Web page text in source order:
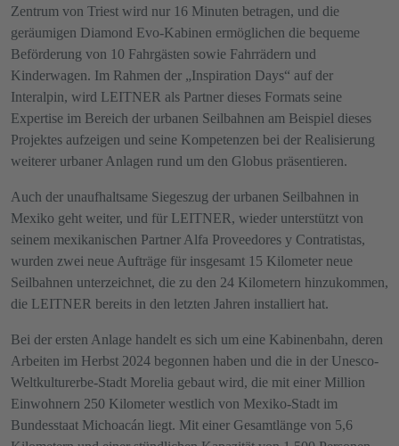
Zentrum von Triest wird nur 16 Minuten betragen, und die
geräumigen Diamond Evo-Kabinen ermöglichen die bequeme
Beförderung von 10 Fahrgästen sowie Fahrrädern und
Kinderwagen. Im Rahmen der „Inspiration Days“ auf der
Interalpin, wird LEITNER als Partner dieses Formats seine
Expertise im Bereich der urbanen Seilbahnen am Beispiel dieses
Projektes aufzeigen und seine Kompetenzen bei der Realisierung
weiterer urbaner Anlagen rund um den Globus präsentieren.
Auch der unaufhaltsame Siegeszug der urbanen Seilbahnen in
Mexiko geht weiter, und für LEITNER, wieder unterstützt von
seinem mexikanischen Partner Alfa Proveedores y Contratistas,
wurden zwei neue Aufträge für insgesamt 15 Kilometer neue
Seilbahnen unterzeichnet, die zu den 24 Kilometern hinzukommen,
die LEITNER bereits in den letzten Jahren installiert hat.
Bei der ersten Anlage handelt es sich um eine Kabinenbahn, deren
Arbeiten im Herbst 2024 begonnen haben und die in der Unesco-
Weltkulturerbe-Stadt Morelia gebaut wird, die mit einer Million
Einwohnern 250 Kilometer westlich von Mexiko-Stadt im
Bundesstaat Michoacán liegt. Mit einer Gesamtlänge von 5,6